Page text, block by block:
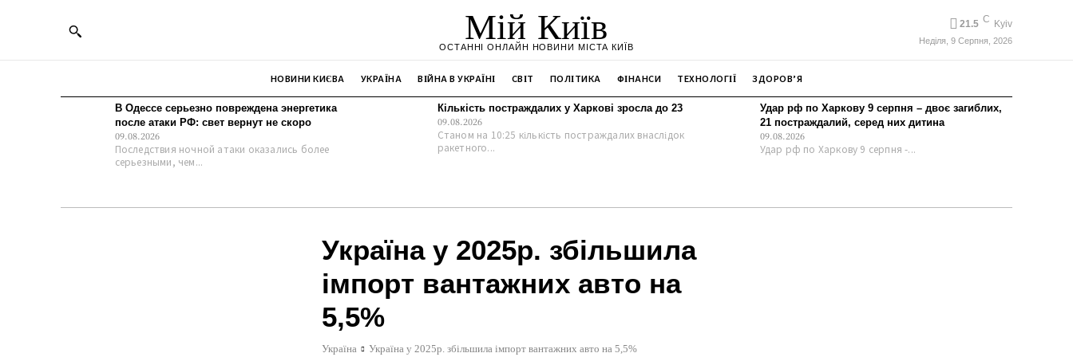
Мій Київ
ОСТАННІ ОНЛАЙН НОВИНИ МІСТА КИЇВ
21.5 C Kyiv
Неділя, 9 Серпня, 2026
НОВИНИ КИЄВА УКРАЇНА ВІЙНА В УКРАЇНІ СВІТ ПОЛІТИКА ФІНАНСИ ТЕХНОЛОГІЇ ЗДОРОВ’Я
В Одессе серьезно повреждена энергетика
после атаки РФ: свет вернут не скоро
09.08.2026
Последствия ночной атаки оказались более
серьезными, чем...
Кількість постраждалих у Харкові зросла до 23
09.08.2026
Станом на 10:25 кількість постраждалих внаслідок
ракетного...
Удар рф по Харкову 9 серпня – двоє загиблих,
21 постраждалий, серед них дитина
09.08.2026
Удар рф по Харкову 9 серпня -...
Україна у 2025р. збільшила
імпорт вантажних авто на
5,5%
Україна Україна у 2025р. збільшила імпорт вантажних авто на 5,5%